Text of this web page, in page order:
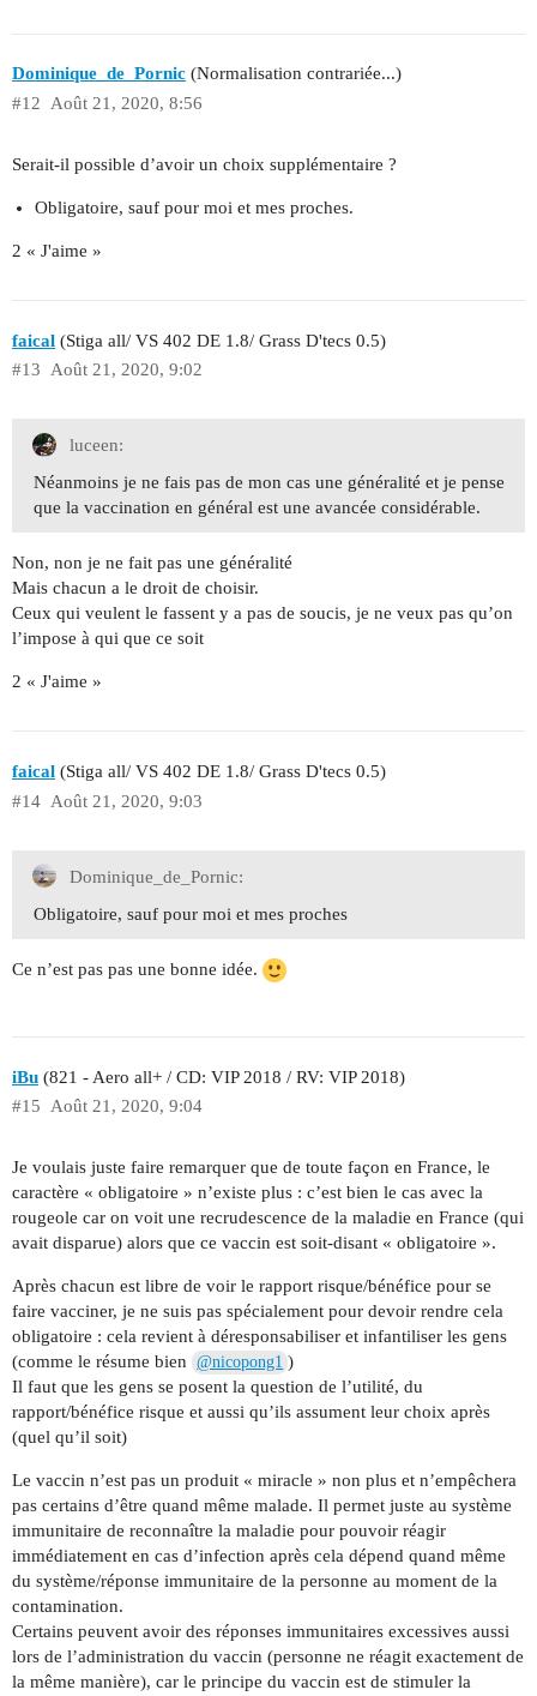
Dominique_de_Pornic (Normalisation contrariée...)
Août 21, 2020, 8:56
#12
Serait-il possible d’avoir un choix supplémentaire ?
Obligatoire, sauf pour moi et mes proches.
2 « J'aime »
faical (Stiga all/ VS 402 DE 1.8/ Grass D'tecs 0.5)
Août 21, 2020, 9:02
#13
luceen:
Néanmoins je ne fais pas de mon cas une généralité et je pense
que la vaccination en général est une avancée considérable.
Non, non je ne fait pas une généralité
Mais chacun a le droit de choisir.
Ceux qui veulent le fassent y a pas de soucis, je ne veux pas qu’on
l’impose à qui que ce soit
2 « J'aime »
faical (Stiga all/ VS 402 DE 1.8/ Grass D'tecs 0.5)
Août 21, 2020, 9:03
#14
Dominique_de_Pornic:
Obligatoire, sauf pour moi et mes proches
Ce n’est pas pas une bonne idée.
iBu (821 - Aero all+ / CD: VIP 2018 / RV: VIP 2018)
Août 21, 2020, 9:04
#15
Je voulais juste faire remarquer que de toute façon en France, le
caractère « obligatoire » n’existe plus : c’est bien le cas avec la
rougeole car on voit une recrudescence de la maladie en France (qui
avait disparue) alors que ce vaccin est soit-disant « obligatoire ».
Après chacun est libre de voir le rapport risque/bénéfice pour se
faire vacciner, je ne suis pas spécialement pour devoir rendre cela
obligatoire : cela revient à déresponsabiliser et infantiliser les gens
(comme le résume bien
@nicopong1 )
Il faut que les gens se posent la question de l’utilité, du
rapport/bénéfice risque et aussi qu’ils assument leur choix après
(quel qu’il soit)
Le vaccin n’est pas un produit « miracle » non plus et n’empêchera
pas certains d’être quand même malade. Il permet juste au système
immunitaire de reconnaître la maladie pour pouvoir réagir
immédiatement en cas d’infection après cela dépend quand même
du système/réponse immunitaire de la personne au moment de la
contamination.
Certains peuvent avoir des réponses immunitaires excessives aussi
lors de l’administration du vaccin (personne ne réagit exactement de
la même manière), car le principe du vaccin est de stimuler la